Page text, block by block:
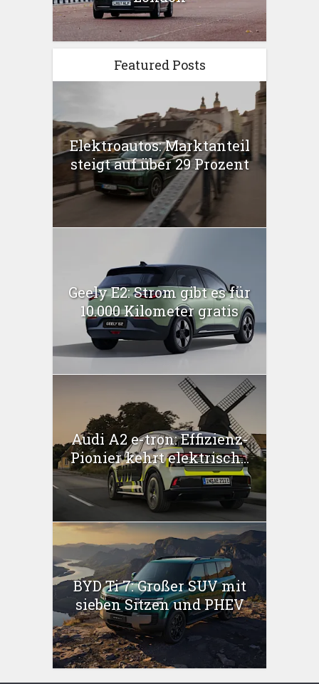
Featured Posts
Elektroautos: Marktanteil
steigt auf über 29 Prozent
Geely E2: Strom gibt es für
10.000 Kilometer gratis
Audi A2 e-tron: Effizienz-
Pionier kehrt elektrisch...
BYD Ti 7: Großer SUV mit
sieben Sitzen und PHEV